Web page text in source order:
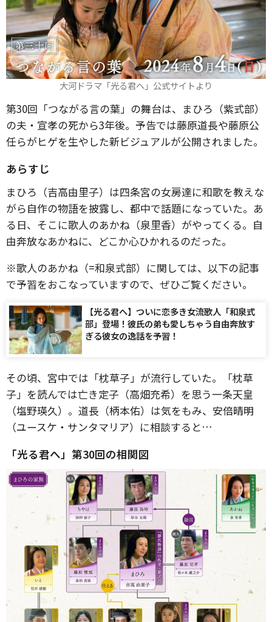
大河ドラマ「光る君へ」公式サイトより
第30回「つながる言の葉」の舞台は、まひろ（紫式部）
の夫・宣孝の死から3年後。予告では藤原道長や藤原公
任らがヒゲを生やした新ビジュアルが公開されました。
あらすじ
まひろ（吉高由里子）は四条宮の女房達に和歌を教えな
がら自作の物語を披露し、都中で話題になっていた。あ
る日、そこに歌人のあかね（泉里香）がやってくる。自
由奔放なあかねに、どこか心ひかれるのだった。
※歌人のあかね（=和泉式部）に関しては、以下の記事
で予習をおこなっていますので、ぜひご覧ください。
【光る君へ】ついに恋多き女流歌人「和泉式
部」登場！彼氏の弟も愛しちゃう自由奔放す
ぎる彼女の逸話を予習！
その頃、宮中では「枕草子」が流行していた。「枕草
子」を読んでは亡き定子（高畑充希）を思う一条天皇
（塩野瑛久）。道長（柄本佑）は気をもみ、安倍晴明
（ユースケ・サンタマリア）に相談すると…
「光る君へ」第30回の相関図